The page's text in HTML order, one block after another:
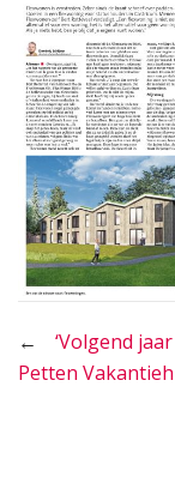
Bericht
navigatie
‘Volgend
Petten